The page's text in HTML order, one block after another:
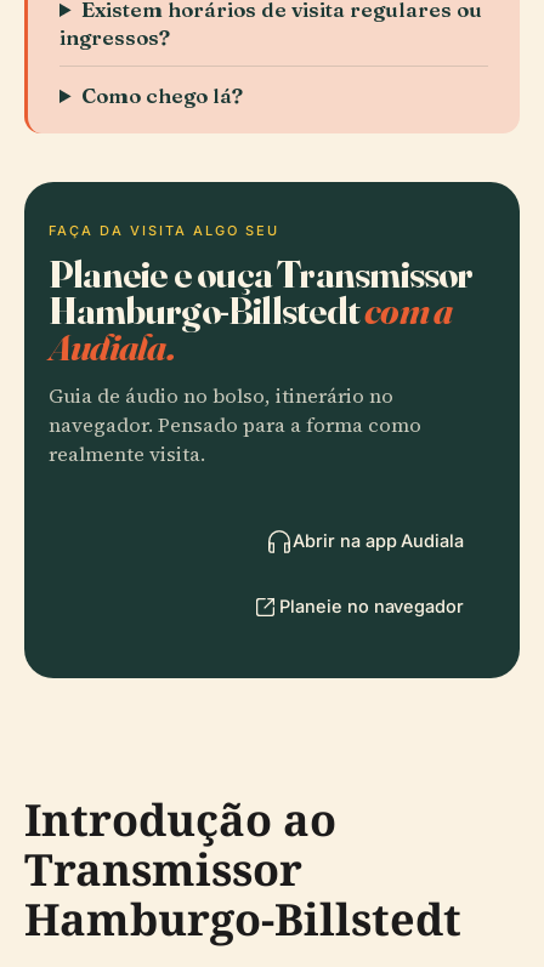
Existem horários de visita regulares ou
ingressos?
Como chego lá?
FAÇA DA VISITA ALGO SEU
Planeie e ouça Transmissor
Hamburgo-Billstedtcom a
Audiala.
Guia de áudio no bolso, itinerário no
navegador. Pensado para a forma como
realmente visita.
Abrir na app Audiala
Planeie no navegador
Introdução ao
Transmissor
Hamburgo-Billstedt